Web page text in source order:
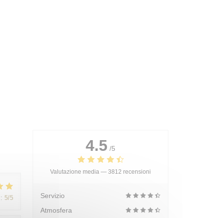
: 5/5
4.5 /5
Valutazione media — 3812 recensioni
Servizio
Atmosfera